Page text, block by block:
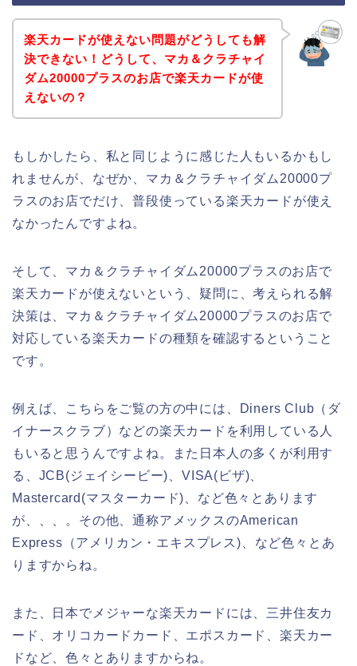
楽天カードが使えない問題がどうしても解
決できない！どうして、マカ＆クラチャイ
ダム20000プラスのお店で楽天カードが使
えないの？
もしかしたら、私と同じように感じた人もいるかもし
れませんが、なぜか、マカ＆クラチャイダム20000プ
ラスのお店でだけ、普段使っている楽天カードが使え
なかったんですよね。
そして、マカ＆クラチャイダム20000プラスのお店で
楽天カードが使えないという、疑問に、考えられる解
決策は、マカ＆クラチャイダム20000プラスのお店で
対応している楽天カードの種類を確認するということ
です。
例えば、こちらをご覧の方の中には、Diners Club（ダ
イナースクラブ）などの楽天カードを利用している人
もいると思うんですよね。また日本人の多くが利用す
る、JCB(ジェイシービー)、VISA(ビザ)、
Mastercard(マスターカード)、など色々とあります
が、、、。その他、通称アメックスのAmerican
Express（アメリカン・エキスプレス)、など色々とあ
りますからね。
また、日本でメジャーな楽天カードには、三井住友カ
ード、オリコカードカード、エポスカード、楽天カー
ドなど、色々とありますからね。